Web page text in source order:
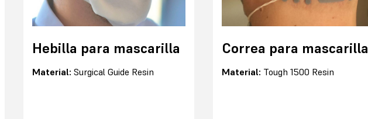
Hebilla para mascarilla
Material: Surgical Guide Resin
Correa para mascarilla
Material: Tough 1500 Resin